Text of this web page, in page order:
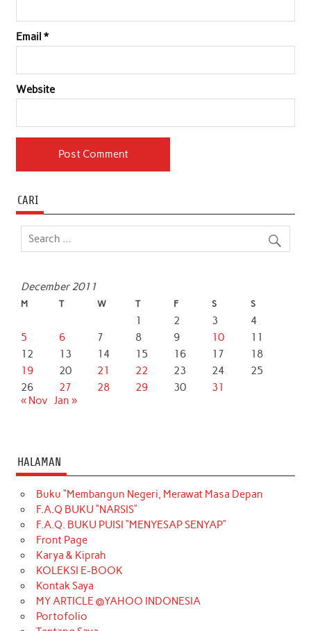
Email *
Website
CARI
December 2011
M T W T F S S
1 2 3
4
5
6 7 8 9 10
11
12
13 14 15 16 17
18
19
20 21 22 23 24
25
26
27 28 29 30
31
« Nov Jan »
HALAMAN
Buku “Membangun Negeri, Merawat Masa Depan
F.A.Q BUKU “NARSIS”
F.A.Q. BUKU PUISI “MENYESAP SENYAP”
Front Page
Karya & Kiprah
KOLEKSI E-BOOK
Kontak Saya
MY ARTICLE @YAHOO INDONESIA
Portofolio